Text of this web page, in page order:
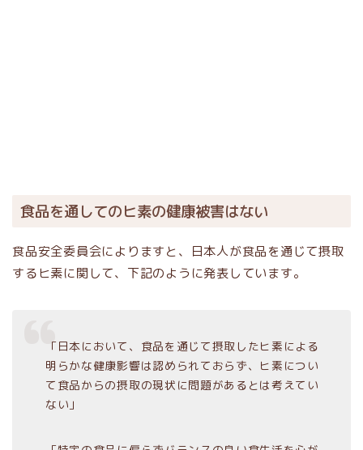
食品を通してのヒ素の健康被害はない
食品安全委員会によりますと、日本人が食品を通じて摂取
するヒ素に関して、下記のように発表しています。
「日本において、食品を通じて摂取したヒ素による
明らかな健康影響は認められておらず、ヒ素につい
て食品からの摂取の現状に問題があるとは考えてい
ない」